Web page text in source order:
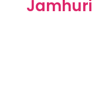
Jamhuri